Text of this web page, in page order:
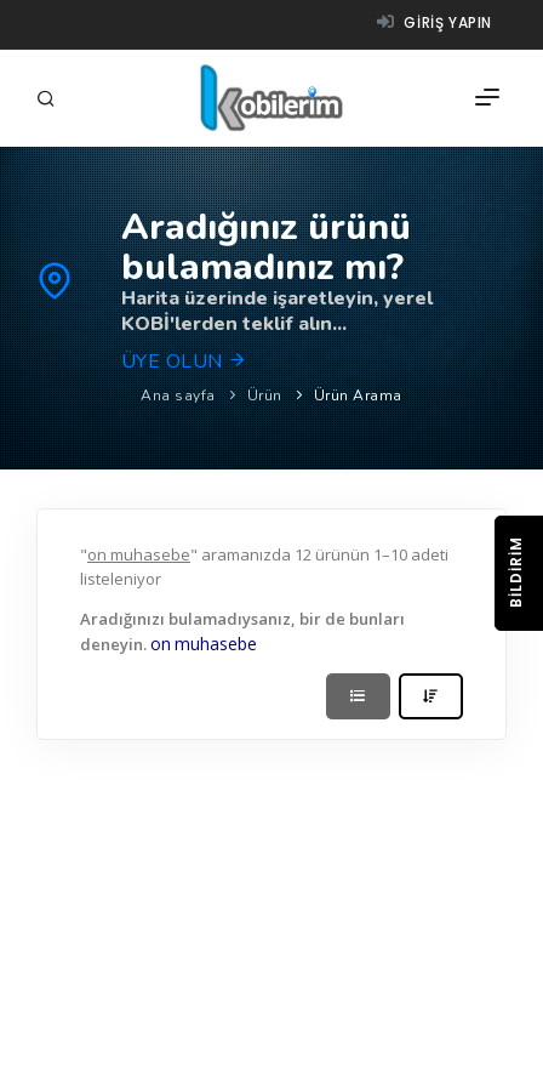
GIRIŞ YAPIN
FIRMALAR
ÜRÜNLER
NASIL ÇALIŞIR?
YARDIM
Aradığınız ürünü
bulamadınız mı?
Harita üzerinde işaretleyin, yerel
KOBİ'lerden teklif alın...
ÜYE OLUN
Ana sayfa Ürün Ürün Arama
"on muhasebe" aramanızda 12 ürünün 1–10 adeti
listeleniyor
Aradığınızı bulamadıysanız, bir de bunları
deneyin.on muhasebe
BILDIRIM